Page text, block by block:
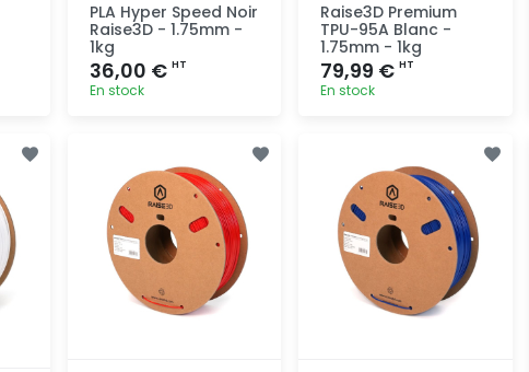
PLA Hyper Speed Noir
Raise3D - 1.75mm -
1kg
36,00 € HT
En stock
Raise3D Premium
TPU-95A Blanc -
1.75mm - 1kg
79,99 €HT
En stock